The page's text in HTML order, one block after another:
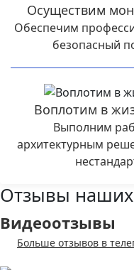
Осуществим
Обеспечим
безопасный
Воплотим в
Выполним
архитектурным
Отзывы наших
Видеоотзывы
Больше отзывов в